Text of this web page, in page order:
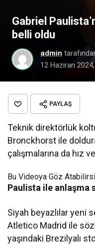
Gabriel
belli oldu
admin
12 Haziran
PAYLAŞ
Teknik direktörlük
Bronckhorst ile
çalışmalarına da hız
Bu Videoya Göz
Paulista ile anlaşma
Siyah beyazlılar yeni
Atletico Madrid ile
yaşındaki Brezilyalı